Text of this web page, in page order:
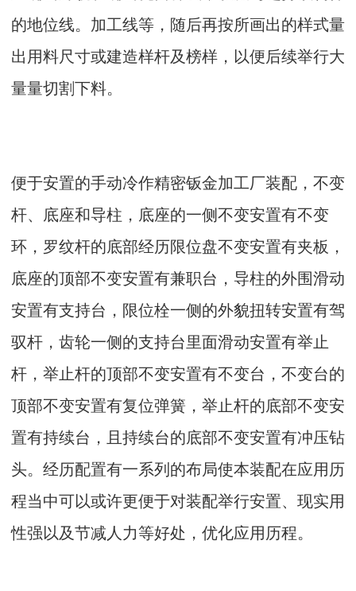
的地位线。加工线等，随后再按所画出的样式量
出用料尺寸或建造样杆及榜样，以便后续举行大
量量切割下料。
便于安置的手动冷作精密钣金加工厂装配，不变
杆、底座和导柱，底座的一侧不变安置有不变
环，罗纹杆的底部经历限位盘不变安置有夹板，
底座的顶部不变安置有兼职台，导柱的外围滑动
安置有支持台，限位栓一侧的外貌扭转安置有驾
驭杆，齿轮一侧的支持台里面滑动安置有举止
杆，举止杆的顶部不变安置有不变台，不变台的
顶部不变安置有复位弹簧，举止杆的底部不变安
置有持续台，且持续台的底部不变安置有冲压钻
头。经历配置有一系列的布局使本装配在应用历
程当中可以或许更便于对装配举行安置、现实用
性强以及节减人力等好处，优化应用历程。